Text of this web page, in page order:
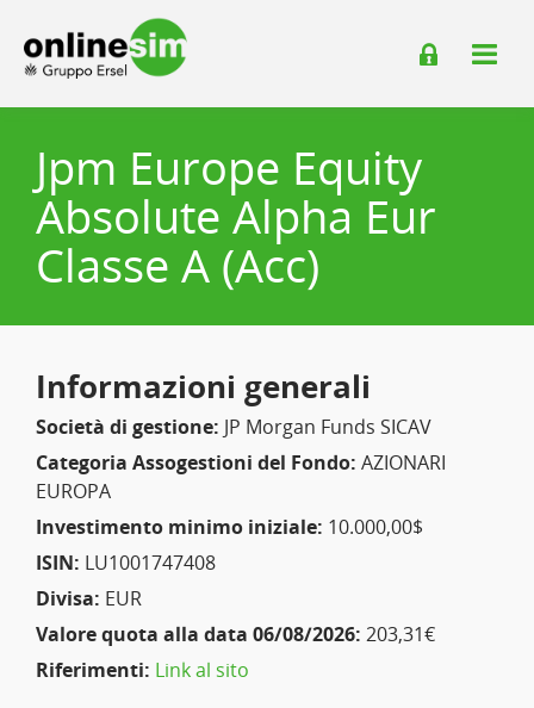
Jpm Europe Equity
Absolute Alpha Eur
Classe A (Acc)
Informazioni generali
Società di gestione: JP Morgan Funds SICAV
Categoria Assogestioni del Fondo: AZIONARI
EUROPA
Investimento minimo iniziale: 10.000,00$
ISIN: LU1001747408
Divisa: EUR
Valore quota alla data 06/08/2026: 203,31€
Riferimenti: Link al sito